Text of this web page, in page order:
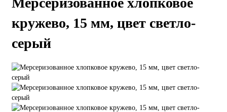
кружево, 15 мм, цвет светло-
серый